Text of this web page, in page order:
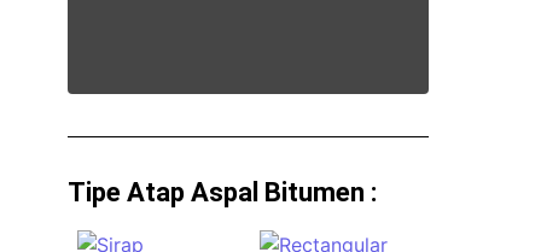
Tipe Atap Aspal Bitumen :